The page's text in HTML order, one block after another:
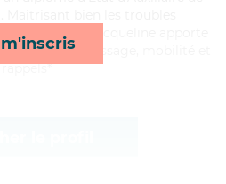
de cancer, Jacqueline apporte
lessive/repassage, mobilité et
rappels*